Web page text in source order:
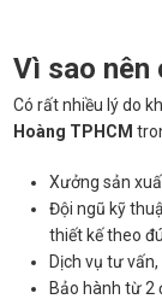
Vì sao nên
Có rất nhiều lý do
Hoàng TPHCM
Xưởng sản
Đội ngũ kỹ
thiết kế theo
Dịch vụ tư
Bảo hành từ 2